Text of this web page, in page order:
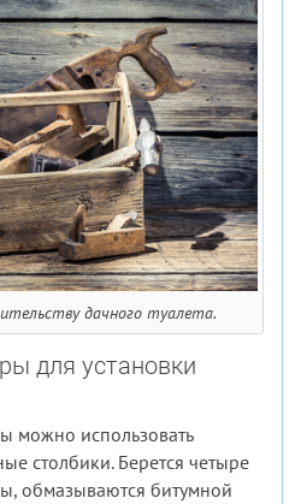
дачного туалета.
для установки
можно использовать
столбики. Берется четыре
обмазываются битумной